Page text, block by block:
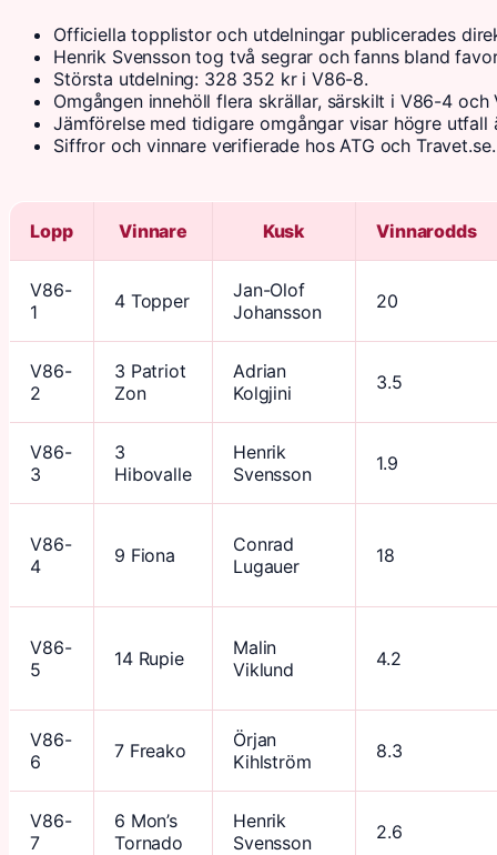
Officiella topplistor och utdelningar publicerades
Henrik Svensson tog två segrar och fanns bland
Största utdelning: 328 352 kr i V86-8.
Omgången innehöll flera skrällar, särskilt i V86-4 och
Jämförelse med tidigare omgångar visar högre utfall
Siffror och vinnare verifierade hos ATG och Travet.se.
Lopp Vinnare Kusk Vinnarodds
V86-
1
4 Topper
Jan-Olof
Johansson
20
V86-
2
3 Patriot
Zon
Adrian
Kolgjini
3.5
V86-
3
3
Hibovalle
Henrik
Svensson
1.9
V86-
4
9 Fiona
Conrad
Lugauer
18
V86-
5
14 Rupie
Malin
Viklund
4.2
V86-
6
7 Freako
Örjan
Kihlström
8.3
V86-
7
6 Mon’s
Tornado
Henrik
Svensson
2.6